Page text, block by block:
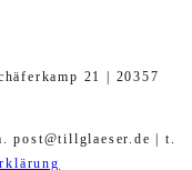
21 | 20357
post@tillglaeser.de | t.